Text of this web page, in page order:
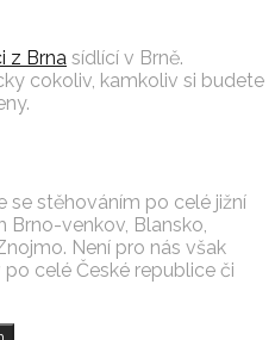
z Brna sídlící v Brně.
cokoliv, kamkoliv si budete
se stěhováním po celé jižní
Brno-venkov, Blansko,
Není pro nás však
celé České republice či